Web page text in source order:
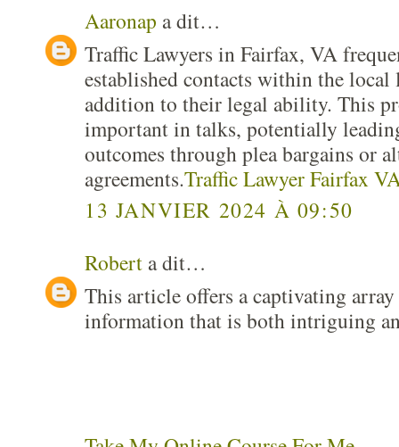
Aaronap a dit…
Traffic Lawyers in Fairfax, VA
established contacts within the
addition to their legal ability. This
important in talks, potentially
outcomes through plea bargains or
agreements.Traffic Lawyer Fairfax
13 JANVIER 2024 À 09:50
Robert a dit…
This article offers a captivating
information that is both intriguing